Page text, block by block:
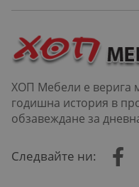
ХОП Мебели е верига
годишна история в продажбата на мебели, кухни,
обзавеждане за
Следвайте ни: